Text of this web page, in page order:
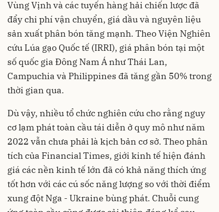
Vùng Vịnh và các tuyến hàng hải chiến lược đã
đẩy chi phí vận chuyển, giá dầu và nguyên liệu
sản xuất phân bón tăng mạnh. Theo Viện Nghiên
cứu Lúa gạo Quốc tế (IRRI), giá phân bón tại một
số quốc gia Đông Nam Á như Thái Lan,
Campuchia và Philippines đã tăng gần 50% trong
thời gian qua.
Dù vậy, nhiều tổ chức nghiên cứu cho rằng nguy
cơ lạm phát toàn cầu tái diễn ở quy mô như năm
2022 vẫn chưa phải là kịch bản cơ sở. Theo phân
tích của Financial Times, giới kinh tế hiện đánh
giá các nền kinh tế lớn đã có khả năng thích ứng
tốt hơn với các cú sốc năng lượng so với thời điểm
xung đột Nga - Ukraine bùng phát. Chuỗi cung